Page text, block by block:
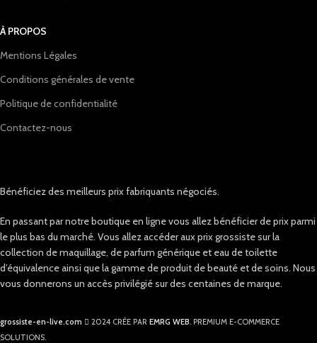
À PROPOS
Mentions Légales
Conditions générales de vente
Politique de confidentialité
Contactez-nous
Bénéficiez des meilleurs prix fabriquants négociés.
En passant par notre boutique en ligne vous allez bénéficier de prix parmi
le plus bas du marché. Vous allez accéder aux prix grossiste sur la
collection de maquillage, de parfum générique et eau de toilette
d’équivalence ainsi que la gamme de produit de beauté et de soins. Nous
vous donnerons un accès privilégié sur des centaines de marque.
grossiste-en-live.com 2024 CRÉE PAR EMRG WEB. PREMIUM E-COMMERCE
SOLUTIONS.